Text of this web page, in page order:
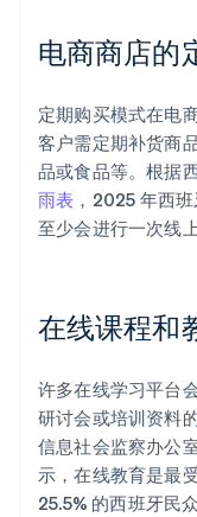
电商商店的
定期购买模式在电
客户需定期补货商
品或食品等。根据
雨表 ，2025 年西
至少会进行一次线上
在线课程和
许多在线学习平台
研讨会或培训资料
信息社会监察办公
示，在线教育是最
25.5% 的西班牙民